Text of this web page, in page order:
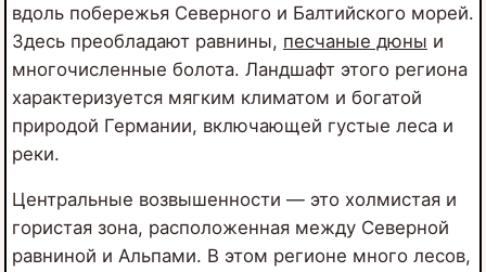
вдоль побережья Северного и Балтийского морей.
Здесь преобладают равнины, песчаные дюны и
многочисленные болота. Ландшафт этого региона
характеризуется мягким климатом и богатой
природой Германии, включающей густые леса и
реки.
Центральные возвышенности — это холмистая и
гористая зона, расположенная между Северной
равниной и Альпами. В этом регионе много лесов,